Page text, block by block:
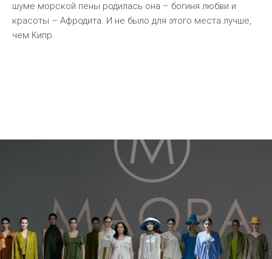
шуме морской пены родилась она – богиня любви и
красоты – Афродита. И не было для этого места лучше,
чем Кипр.